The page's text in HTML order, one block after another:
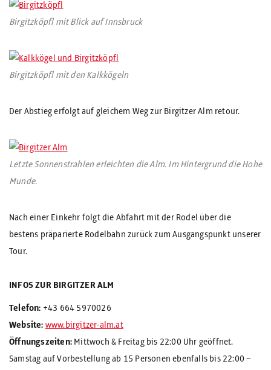
Birgitzköpfl mit Blick auf Innsbruck
Birgitzköpfl mit den Kalkkögeln
Der Abstieg erfolgt auf gleichem Weg zur Birgitzer Alm retour.
Letzte Sonnenstrahlen erleichten die Alm. Im Hintergrund die Hohe
Munde.
Nach einer Einkehr folgt die Abfahrt mit der Rodel über die
bestens präparierte Rodelbahn zurück zum Ausgangspunkt unserer
Tour.
INFOS ZUR BIRGITZER ALM
Telefon: +43 664 5970026
Website: www.birgitzer-alm.at
Öffnungszeiten: Mittwoch & Freitag bis 22:00 Uhr geöffnet.
Samstag auf Vorbestellung ab 15 Personen ebenfalls bis 22:00 –